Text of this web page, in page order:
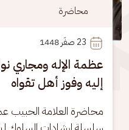
محاضرة
23
عظمة الإله ومجاري
إليه وفوز أهل تقواه
محاضرة العلامة